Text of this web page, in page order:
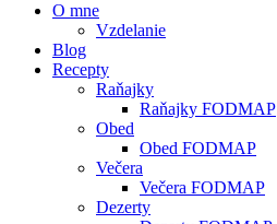
O mne
Vzdelanie
Blog
Recepty
Raňajky
Raňajky FODMAP
Obed
Obed FODMAP
Večera
Večera FODMAP
Dezerty